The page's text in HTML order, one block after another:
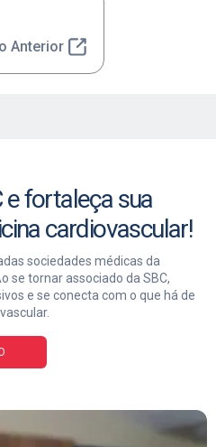
Anterior
e fortaleça sua
cardiovascular!
sociedades médicas da
se tornar associado da SBC,
e se conecta com o que há de